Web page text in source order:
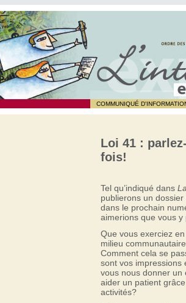
COMMUNIQUÉ
Loi 41 :
fois!
Tel qu’indiqué dans
publierons un dossier
dans le prochain
aimerions que vous y
Que vous exerciez
milieu
Comment cela se
sont vos impressions
vous nous donner un
aider un patient
activités?